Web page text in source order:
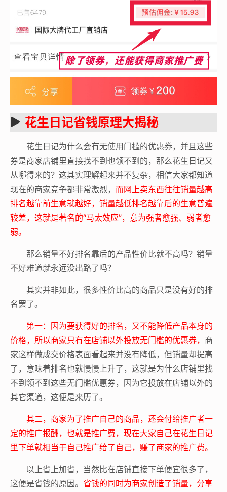
花生日记省钱原理大揭秘
花生日记为什么会有无使用门槛的优惠券，并且这些
券是商家店铺里直接找不到也领不到的，那么花生日记又
从哪得来的？这其实理解起来并不复杂，相信大家都知道
现在的商家竞争都非常激烈， 而网上卖东西往往销量越高
排名越靠前生意就越好，销量越低排名越靠后的生意普遍
较差，这就是著名的“马太效应”，意为强者愈强、弱者愈
弱。
那么销量不好排名靠后的产品性价比就不高吗？销量
不好难道就永远没出路了吗？
其实并非如此，很多性价比高的商品只是没有好的排
名罢了。
第一：因为要获得好的排名，又不能降低产品本身的
价格，所以商家只有在店铺以外投放无门槛的优惠券， 商
家这样做成交价格表面看起来并没有降低，但销量却提高
了，意味着排名也就慢慢上升了，这就是为什么店铺里找
不到领不到这些无门槛优惠券，因为它投放在店铺以外的
其它渠道，这便是来历了。
其二，商家为了推广自己的商品，还会付给推广者一
定的推广报酬，也就是推广费，现在大家自己在花生日记
里下单就相当于自己推广给了自己，赚了商家的推广费。
以上省上加省，当然比在店铺直接下单便宜很多了，
这便是省钱的原因。 省钱的同时为商家创造了销量，分享